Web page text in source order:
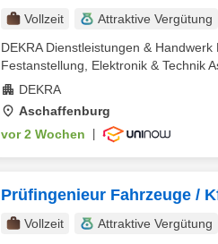
Vollzeit Attraktive Vergütung
DEKRA Dienstleistungen &
Festanstellung, Elektronik & Technik
DEKRA
Aschaffenburg
vor 2 Wochen
Prüfingenieur Fahrzeuge /
Vollzeit Attraktive Vergütung